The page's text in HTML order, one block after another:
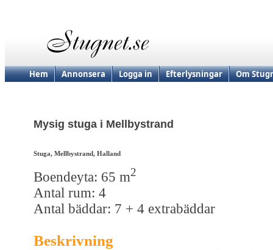
Hem Annonsera Logga in Efterlysningar Om
Mysig stuga i Mellbystrand
Stuga, Mellbystrand, Halland
Boendeyta: 65 m2
Antal rum: 4
Antal bäddar: 7 + 4 extrabäddar
Beskrivning